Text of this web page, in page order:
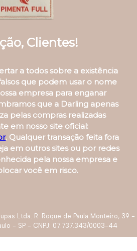
Clientes!
a todos sobre a existência
que podem usar o nome
empresa para enganar
que a Darling apenas
pelas compras realizadas
em nosso site oficial:
. Qualquer transação feita fora
em outros sites ou por redes
pela nossa empresa e
Ltda. R. Roque de Paula Monteiro, 39 -
- SP - CNPJ: 07.737.343/0003-44